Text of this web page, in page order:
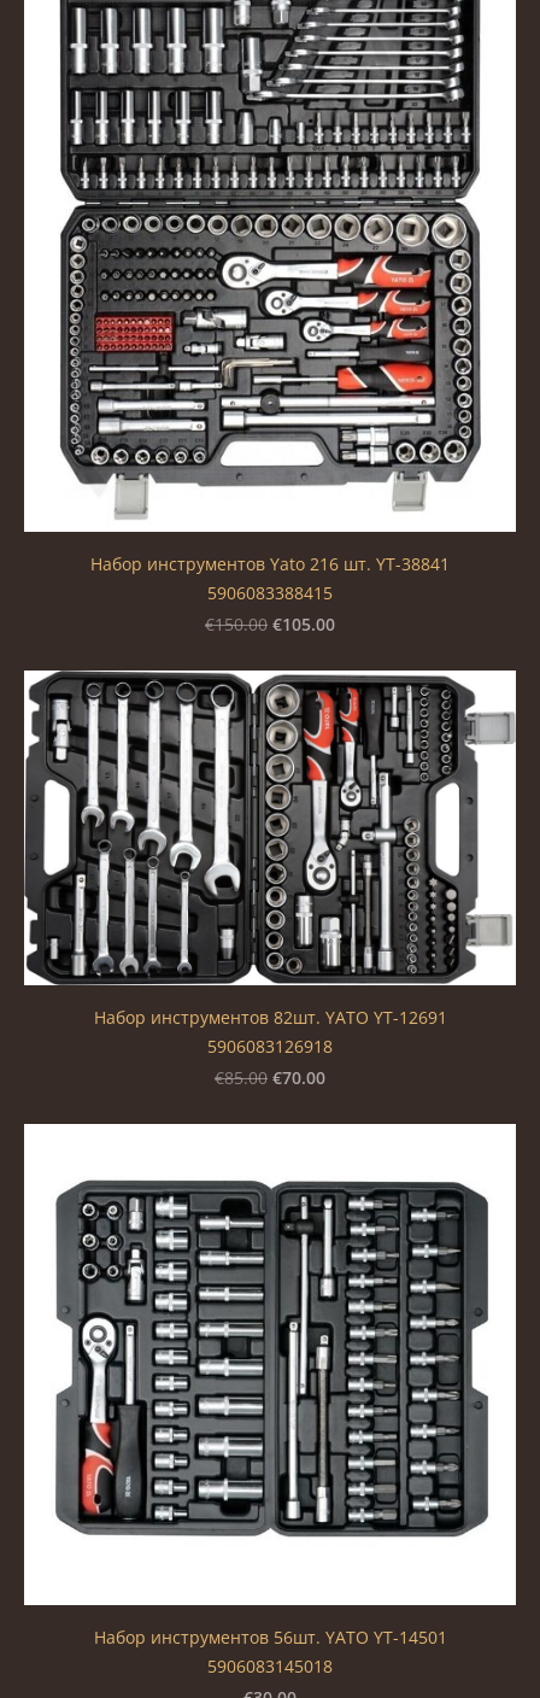
Набор инструментов Yato 216 шт. YT-38841
5906083388415
€150.00 €105.00
Набор инструментов 82шт. YATO YT-12691
5906083126918
€85.00 €70.00
Набор инструментов 56шт. YATO YT-14501
5906083145018